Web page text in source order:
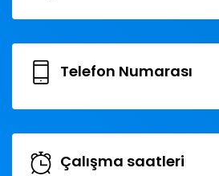
Telefon Numarası
Çalışma saatleri